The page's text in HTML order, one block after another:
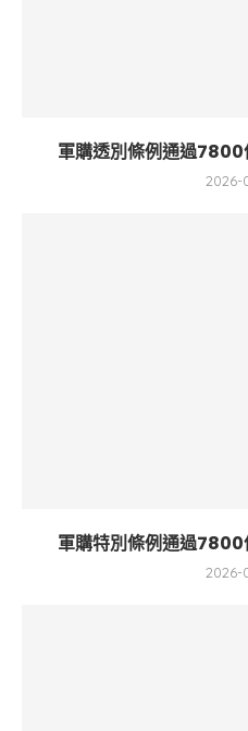
軍購透別條例通過
2026-
軍購特別條例通過
2026-